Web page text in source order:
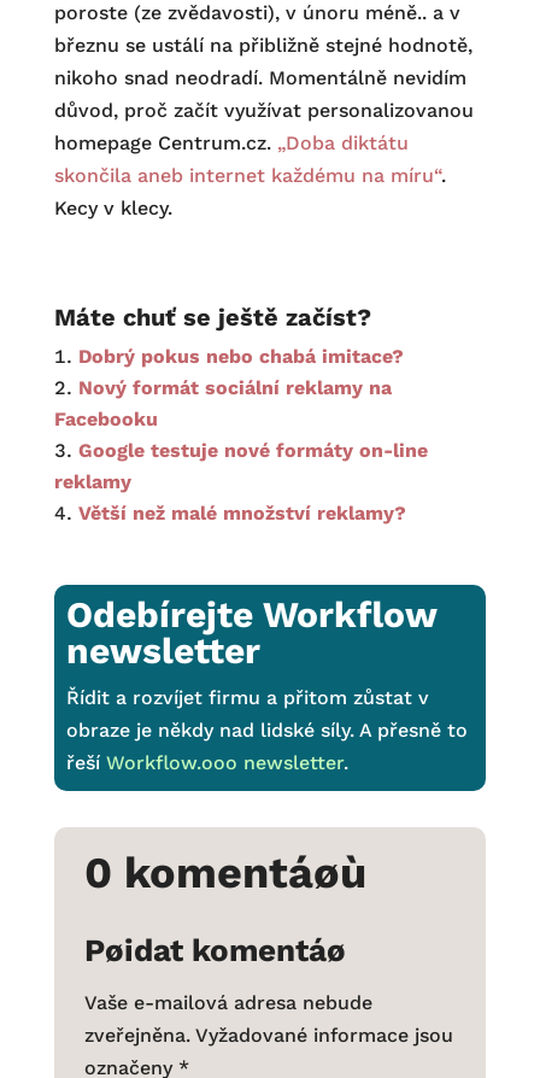
poroste (ze zvědavosti), v únoru méně.. a v
březnu se ustálí na přibližně stejné hodnotě,
nikoho snad neodradí. Momentálně nevidím
důvod, proč začít využívat personalizovanou
homepage Centrum.cz. „Doba diktátu
skončila aneb internet každému na míru“.
Kecy v klecy.
Máte chuť se ještě začíst?
Dobrý pokus nebo chabá imitace?
Nový formát sociální reklamy na
Facebooku
Google testuje nové formáty on-line
reklamy
Větší než malé množství reklamy?
Odebírejte Workflow
newsletter
Řídit a rozvíjet firmu a přitom zůstat v
obraze je někdy nad lidské síly. A přesně to
řeší Workflow.ooo newsletter.
0 komentáøù
Pøidat komentáø
Vaše e-mailová adresa nebude
zveřejněna. Vyžadované informace jsou
označeny *